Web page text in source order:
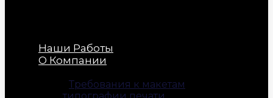
Наши Работы
О Компании
Требования к макетам